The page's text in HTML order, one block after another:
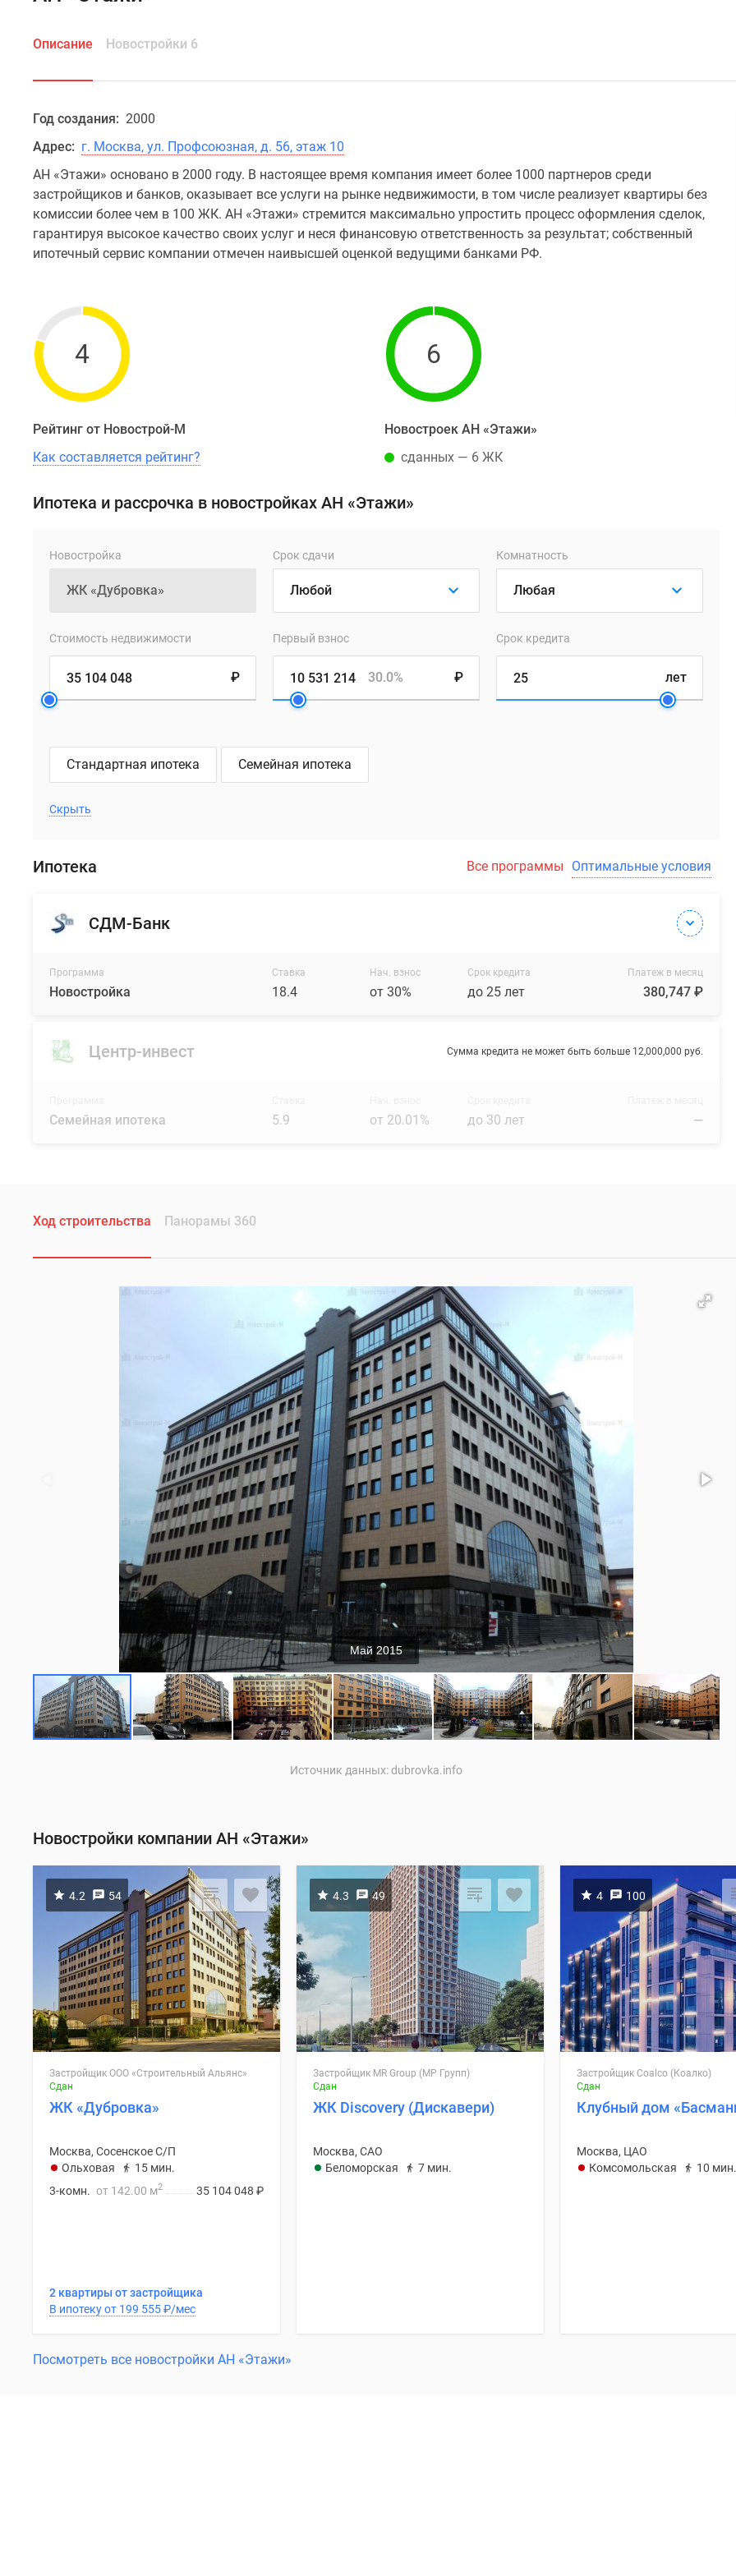
Описание Новостройки 6
Год создания: 2000
Адрес: г. Москва, ул. Профсоюзная, д. 56, этаж 10
АН «Этажи» основано в 2000 году. В настоящее время компания имеет более 1000 партнеров среди
застройщиков и банков, оказывает все услуги на рынке недвижимости, в том числе реализует квартиры без
комиссии более чем в 100 ЖК. АН «Этажи» стремится максимально упростить процесс оформления сделок,
гарантируя высокое качество своих услуг и неся финансовую ответственность за результат; собственный
ипотечный сервис компании отмечен наивысшей оценкой ведущими банками РФ.
4
Рейтинг от Новострой-М
Как составляется рейтинг?
6
Новостроек АН «Этажи»
сданных — 6 ЖК
Ипотека и рассрочка в новостройках АН «Этажи»
Новостройка Срок сдачи Комнатность
Стоимость недвижимости
₽
Первый взнос
₽
30.0%
Срок кредита
лет
Стандартная ипотека Семейная ипотека
Скрыть
Ипотека Все программы Оптимальные условия
СДМ-Банк
Программа
Новостройка
Ставка
18.4
Нач. взнос
от 30%
Срок кредита
до 25 лет
Платеж в месяц
380,747 ₽
Центр-инвест Сумма кредита не может быть больше 12,000,000 руб.
Семейная ипотека 5.9 от 20.01% до 30 лет —
Ход строительства Панорамы 360
Май 2015
Источник данных: dubrovka.info
Новостройки компании АН «Этажи»
4.2 54
Застройщик ООО «Строительный Альянс»
Сдан
ЖК «Дубровка»
Москва, Сосенское С/П
Ольховая
15 мин.
35 104 048 ₽
3-комн. от 142.00 м2
2 квартиры от застройщика
В ипотеку от 199 555₽/мес
4.3 49
Застройщик MR Group (МР Групп)
Сдан
ЖК Discovery (Дискавери)
Москва, САО
Беломорская
7 мин.
4 100
Застройщик Coalco (Коалко)
Сдан
Клубный дом
Москва, ЦАО
Комсомольская
10 мин.
Посмотреть все новостройки АН «Этажи»